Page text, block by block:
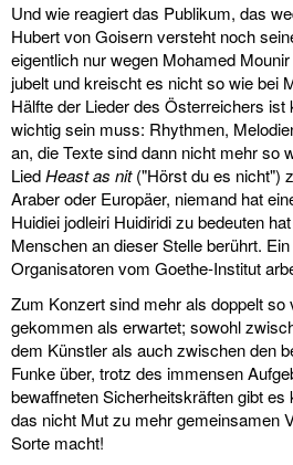
Und wie reagiert das Publikum, das
Hubert von Goisern versteht noch
eigentlich nur wegen Mohamed
jubelt und kreischt es nicht so wie bei
Hälfte der Lieder des Österreichers
wichtig sein muss: Rhythmen,
an, die Texte sind dann nicht mehr so
LiedHeast as nit("Hörst du es nicht")
Araber oder Europäer, niemand hat
Huidiei jodleiri Huidiridi zu bedeuten
Menschen an dieser Stelle berührt.
Organisatoren vom Goethe-Institut
Zum Konzert sind mehr als doppelt so
gekommen als erwartet; sowohl
dem Künstler als auch zwischen den
Funke über, trotz des immensen
bewaffneten Sicherheitskräften gibt
das nicht Mut zu mehr gemeinsamen
Sorte macht!